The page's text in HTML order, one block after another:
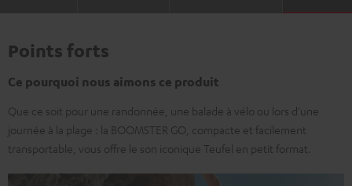
Points forts
Ce pourquoi nous aimons ce produit
Que ce soit pour une randonnée, une balade à vélo ou lors d'une
journée à la plage : la BOOMSTER GO, compacte et facilement
transportable, vous offre le son iconique Teufel en petit format.